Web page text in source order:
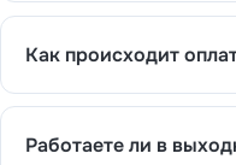
Как происходит
Работаете ли в